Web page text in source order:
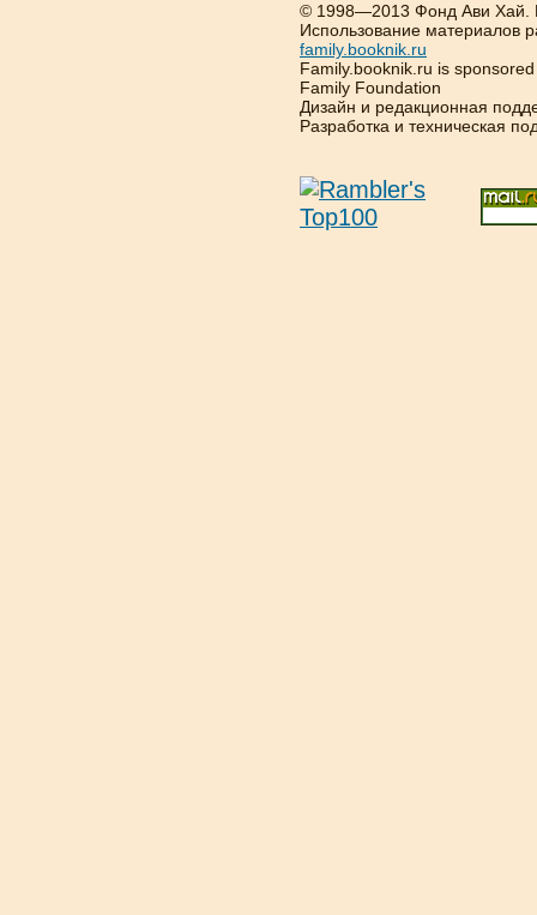
© 1998—2013 Фонд Ави Хай.
Использование материалов
family.booknik.ru
Family.booknik.ru is
Family Foundation
Дизайн и редакционная
Разработка и техническая